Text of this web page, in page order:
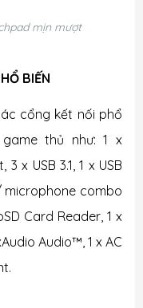
mịn mượt
BIẾN
cổng kết nối phổ
thủ như:1 x
x USB 3.1, 1 x USB
microphone combo
Card Reader, 1 x
Audio™, 1 x AC